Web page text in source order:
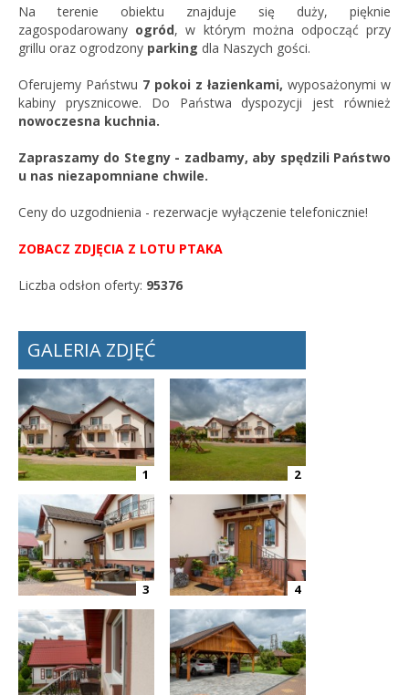
Na terenie obiektu znajduje się duży, pięknie
zagospodarowany ogród, w którym można odpocząć przy
grillu oraz ogrodzony parking dla Naszych gości.
Oferujemy Państwu 7 pokoi z łazienkami, wyposażonymi w
kabiny prysznicowe. Do Państwa dyspozycji jest również
nowoczesna kuchnia.
Zapraszamy do Stegny - zadbamy, aby spędzili Państwo
u nas niezapomniane chwile.
Ceny do uzgodnienia - rezerwacje wyłączenie telefonicznie!
ZOBACZ ZDJĘCIA Z LOTU PTAKA
Liczba odsłon oferty: 95376
GALERIA ZDJĘĆ
1 2
3 4